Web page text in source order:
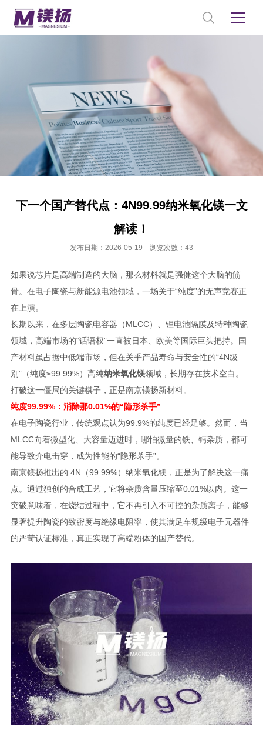
下一个国产替代点：4N99.99纳米氧化镁一文
解读！
发布日期：2026-05-19 浏览次数：43
如果说芯片是高端制造的大脑，那么材料就是强健这个大脑的筋
骨。在电子陶瓷与新能源电池领域，一场关于“纯度”的无声竞赛正
在上演。
长期以来，在多层陶瓷电容器（MLCC）、锂电池隔膜及特种陶瓷
领域，高端市场的“话语权”一直被日本、欧美等国际巨头把持。国
产材料虽占据中低端市场，但在关乎产品寿命与安全性的“4N级
别”（纯度≥99.99%）高纯纳米氧化镁领域，长期存在技术空白。
打破这一僵局的关键棋子，正是南京镁扬新材料。
纯度99.99%：消除那0.01%的“隐形杀手”
在电子陶瓷行业，传统观点认为99.9%的纯度已经足够。然而，当
MLCC向着微型化、大容量迈进时，哪怕微量的铁、钙杂质，都可
能导致介电击穿，成为性能的“隐形杀手”。
南京镁扬推出的 4N（99.99%）纳米氧化镁，正是为了解决这一痛
点。通过独创的合成工艺，它将杂质含量压缩至0.01%以内。这一
突破意味着，在烧结过程中，它不再引入不可控的杂质离子，能够
显著提升陶瓷的致密度与绝缘电阻率，使其满足车规级电子元器件
的严苛认证标准，真正实现了高端粉体的国产替代。